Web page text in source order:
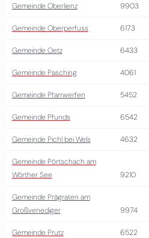
Gemeinde Oberlienz 9903
Gemeinde Oberperfuss 6173
Gemeinde Oetz 6433
Gemeinde Pasching 4061
Gemeinde Pfarrwerfen 5452
Gemeinde Pfunds 6542
Gemeinde Pichl bei Wels 4632
Gemeinde Pörtschach am
Wörther See
9210
Gemeinde Prägraten am
Großvenediger
9974
Gemeinde Prutz 6522